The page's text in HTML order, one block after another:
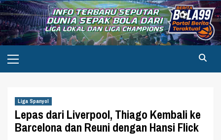
Skip
to
content
Menu
Liga Spanyol
Lepas dari Liverpool, Thiago Kembali ke
Barcelona dan Reuni dengan Hansi Flick